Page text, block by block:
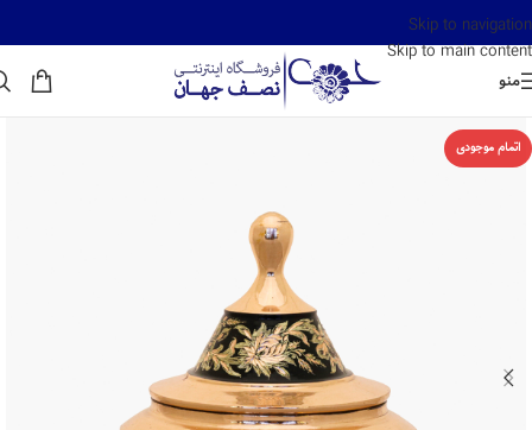
Skip to navigation
Skip to main content
منو
اتمام موجودی